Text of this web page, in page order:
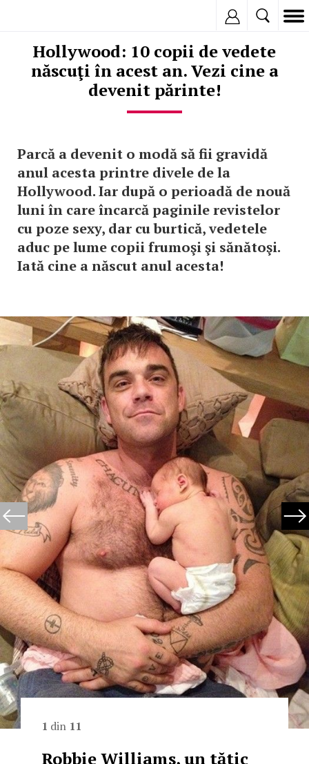
Hollywood: 10 copii de vedete
născuţi în acest an. Vezi cine a
devenit părinte!
Parcă a devenit o modă să fii gravidă
anul acesta printre divele de la
Hollywood. Iar după o perioadă de nouă
luni în care încarcă paginile revistelor
cu poze sexy, dar cu burtică, vedetele
aduc pe lume copii frumoşi şi sănătoşi.
Iată cine a născut anul acesta!
1 din 11
Robbie Williams, un tătic